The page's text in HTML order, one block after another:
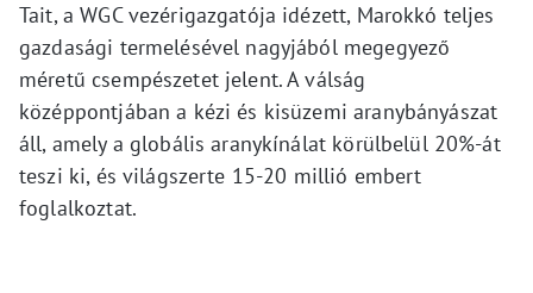
Tait, a WGC vezérigazgatója idézett, Marokkó teljes
gazdasági termelésével nagyjából megegyező
méretű csempészetet jelent. A válság
középpontjában a kézi és kisüzemi aranybányászat
áll, amely a globális aranykínálat körülbelül 20%-át
teszi ki, és világszerte 15-20 millió embert
foglalkoztat.